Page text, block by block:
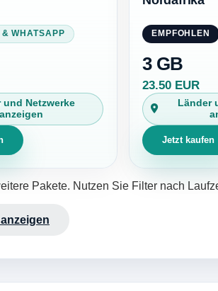
& WHATSAPP
und Netzwerke
anzeigen
EMPFOHLEN
3 GB
23.50 EUR
Länder
Jetzt kaufen
Pakete. Nutzen Sie Filter nach